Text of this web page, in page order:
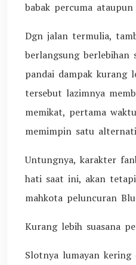
babak percuma
Dgn jalan termulia,
berlangsung berlebihan
pandai dampak kurang
tersebut lazimnya
memikat, pertama
memimpin satu
Untungnya, karakter
hati saat ini, akan
mahkota peluncuran
Kurang lebih suasana
Slotnya lumayan